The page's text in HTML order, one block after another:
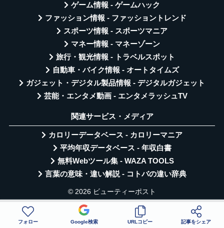
ゲーム情報 - ゲームハック
ファッション情報 - ファッショントレンド
スポーツ情報 - スポーツマニア
マネー情報 - マネーゾーン
旅行・観光情報 - トラベルスポット
自動車・バイク情報 - オートタイムズ
ガジェット・デジタル製品情報 - デジタルガジェット
芸能・エンタメ動画 - エンタメラッシュTV
関連サービス・メディア
カロリーデータベース - カロリーマニア
平均年収データベース - 年収白書
無料Webツール集 - WAZA TOOLS
言葉の意味・違い解説 - コトバの違い辞典
© 2026 ビューティーポスト
フォロー Google検索 URLコピー 記事をシェア